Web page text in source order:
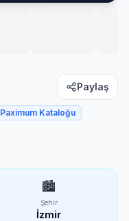
Paylaş
Paximum Kataloğu
🏙
Şehir
İzmir